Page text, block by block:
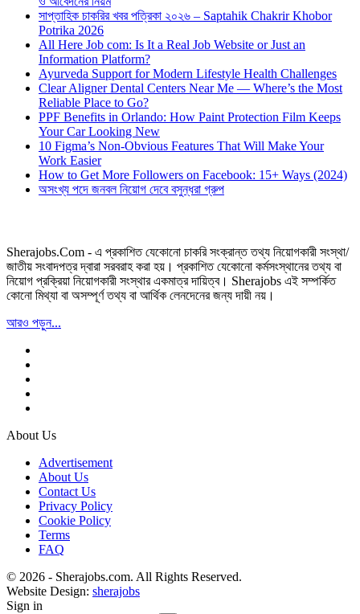
সাপ্তাহিক চাকরির খবর পত্রিকা ২০২৬ – Saptahik Chakrir Khobor
Potrika 2026
All Here Job com: Is It a Real Job Website or Just an
Information Platform?
Ayurveda Support for Modern Lifestyle Health Challenges
Clear Aligner Dental Centers Near Me — Where’s the Most
Reliable Place to Go?
PPF Benefits in Orlando: How Paint Protection Film Keeps
Your Car Looking New
10 Figma’s Non-Obvious Features That Will Make Your
Work Easier
How to Get More Followers on Facebook: 15+ Ways (2024)
অসংখ্য পদে জনবল নিয়োগ দেবে বসুন্ধরা গ্রুপ
Sherajobs.Com - এ প্রকাশিত যেকোনো চাকরি সংক্রান্ত তথ্য নিয়োগকারী সংস্থা/
জাতীয় সংবাদপত্র দ্বারা সরবরাহ করা হয়। প্রকাশিত যেকোনো কর্মসংস্থানের তথ্য বা
নিয়োগ প্রক্রিয়া নিয়োগকারী সংস্থার একমাত্র দায়িত্ব। Sherajobs এই সম্পর্কিত
কোনো মিথ্যা বা অসম্পূর্ণ তথ্য বা আর্থিক লেনদেনের জন্য দায়ী নয়।
আরও পড়ুন...
About Us
Advertisement
About Us
Contact Us
Privacy Policy
Cookie Policy
Terms
FAQ
© 2026 - Sherajobs.com. All Rights Reserved.
Website Design: sherajobs
Sign in